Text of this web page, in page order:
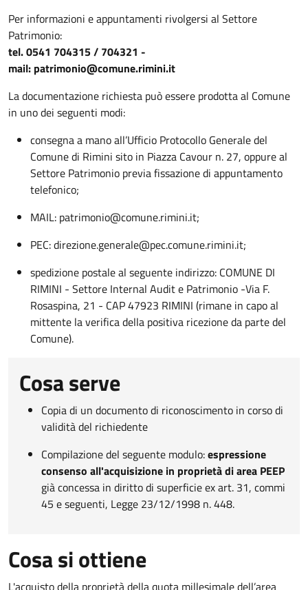
Per informazioni e appuntamenti rivolgersi al Settore
Patrimonio:
tel. 0541 704315 / 704321 -
mail: patrimonio@comune.rimini.it
La documentazione richiesta può essere prodotta al Comune
in uno dei seguenti modi:
consegna a mano all’Ufficio Protocollo Generale del
Comune di Rimini sito in Piazza Cavour n. 27, oppure al
Settore Patrimonio previa fissazione di appuntamento
telefonico;
MAIL: patrimonio@comune.rimini.it;
PEC: direzione.generale@pec.comune.rimini.it;
spedizione postale al seguente indirizzo: COMUNE DI
RIMINI - Settore Internal Audit e Patrimonio -Via F.
Rosaspina, 21 - CAP 47923 RIMINI (rimane in capo al
mittente la verifica della positiva ricezione da parte del
Comune).
Cosa serve
Copia di un documento di riconoscimento in corso di
validità del richiedente
Compilazione del seguente modulo:espressione
consenso all'acquisizione in proprietà di area PEEP
già concessa in diritto di superficie ex art. 31, commi
45 e seguenti, Legge 23/12/1998 n. 448.
Cosa si ottiene
L'acquisto della proprietà della quota millesimale dell’area